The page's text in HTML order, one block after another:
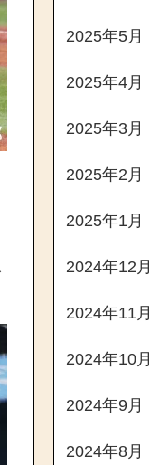
2025年5月
2025年4月
2025年3月
2025年2月
2025年1月
2024年12月
2024年11月
2024年10月
2024年9月
2024年8月